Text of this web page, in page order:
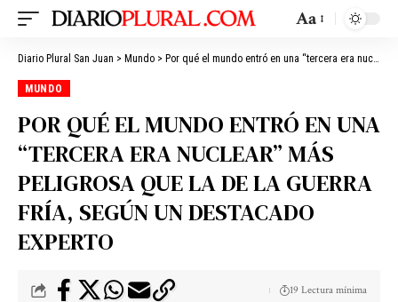
Aa
Diario Plural San Juan > Mundo > Por qué el mundo entró en una “tercera era nuclear” más peligrosa que la de la Guerra Fría, según un destacado experto
MUNDO
POR QUÉ EL MUNDO ENTRÓ EN UNA
“TERCERA ERA NUCLEAR” MÁS
PELIGROSA QUE LA DE LA GUERRA
FRÍA, SEGÚN UN DESTACADO
EXPERTO
19 Lectura mínima